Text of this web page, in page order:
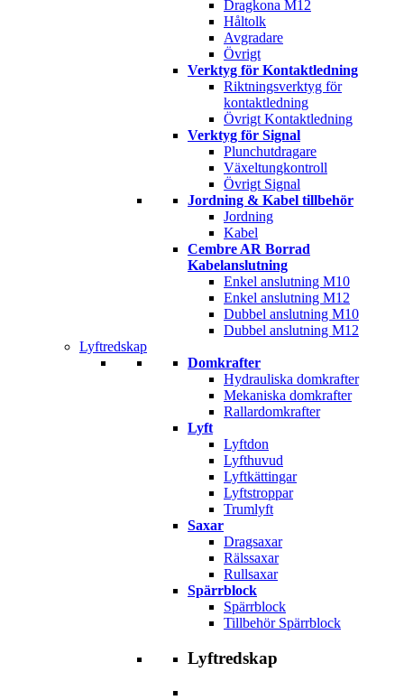
Dragkona M12
Håltolk
Avgradare
Övrigt
Verktyg för Kontaktledning
Riktningsverktyg för
kontaktledning
Övrigt Kontaktledning
Verktyg för Signal
Plunchutdragare
Växeltungkontroll
Övrigt Signal
Jordning & Kabel tillbehör
Jordning
Kabel
Cembre AR Borrad
Kabelanslutning
Enkel anslutning M10
Enkel anslutning M12
Dubbel anslutning M10
Dubbel anslutning M12
Lyftredskap
Domkrafter
Hydrauliska domkrafter
Mekaniska domkrafter
Rallardomkrafter
Lyft
Lyftdon
Lyfthuvud
Lyftkättingar
Lyftstroppar
Trumlyft
Saxar
Dragsaxar
Rälssaxar
Rullsaxar
Spärrblock
Spärrblock
Tillbehör Spärrblock
Lyftredskap